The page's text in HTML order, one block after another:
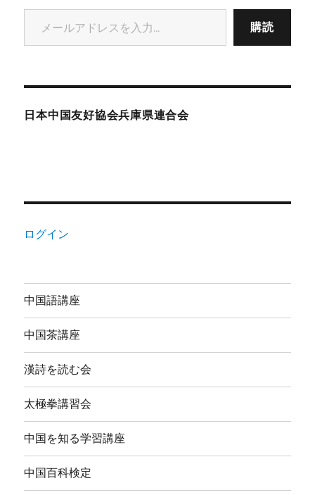
メールアドレスを入力...
購読
日本中国友好協会兵庫県連合会
ログイン
中国語講座
中国茶講座
漢詩を読む会
太極拳講習会
中国を知る学習講座
中国百科検定